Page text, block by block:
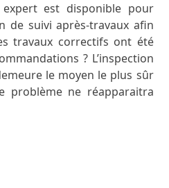
est disponible pour
de suivi après-travaux afin
travaux correctifs ont été
? L’inspection
le moyen le plus sûr
problème ne réapparaitra